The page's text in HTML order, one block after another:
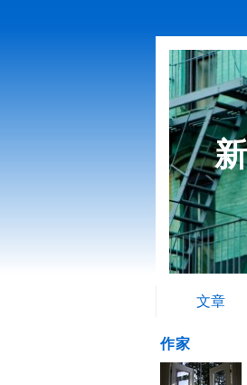
文章
作家